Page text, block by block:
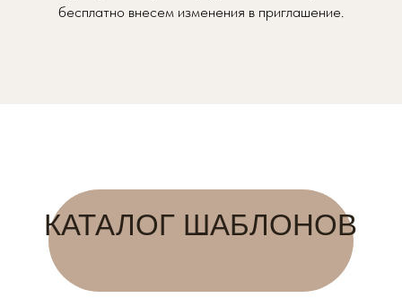
бесплатно внесем изменения в приглашение.
КАТАЛОГ ШАБЛОНОВ